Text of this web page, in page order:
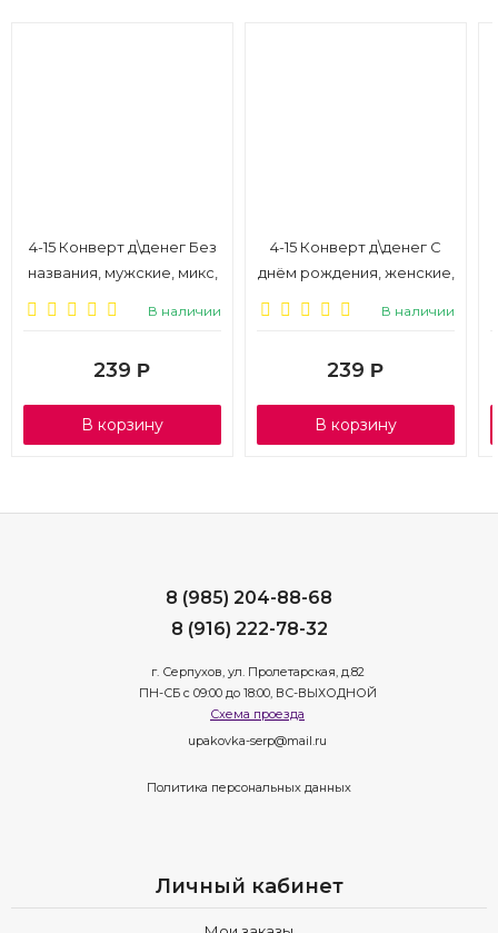
4-15 Конверт д\денег Без
названия, мужские, микс,
В наличии
239 Р
В корзину
4-15 Конверт д\денег С
днём рождения, женские,
В наличии
239 Р
В корзину
8 (985) 204-88-68
8 (916) 222-78-32
г. Серпухов, ул. Пролетарская, д.82
ПН-СБ с 09:00 до 18:00, ВС-ВЫХОДНОЙ
Схема проезда
upakovka-serp@mail.ru
Политика персональных данных
Личный кабинет